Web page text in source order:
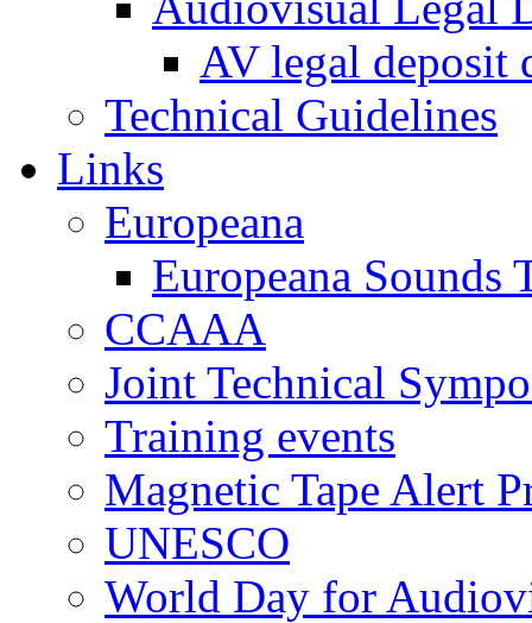
AV legal deposit
Technical Guidelines
Links
Europeana
Europeana Sounds
CCAAA
Joint Technical
Training events
Magnetic Tape Alert
UNESCO
World Day for